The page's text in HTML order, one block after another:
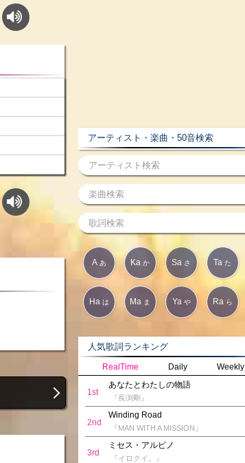
アーティスト・楽曲・50音検索
A あ Ka か Sa さ Ta た
Ha は Ma ま Ya や Ra ら
人気歌詞ランキング
RealTime Daily Weekly
1st
あなたとわたしの物語
『長渕剛』
2nd
Winding Road
『MAN WITH A MISSION』
3rd
ミセス・アルビノ
『イロクイ。』